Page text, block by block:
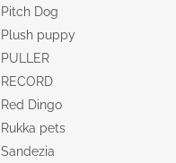
Pitch Dog
Plush puppy
PULLER
RECORD
Red Dingo
Rukka pets
Sandezia